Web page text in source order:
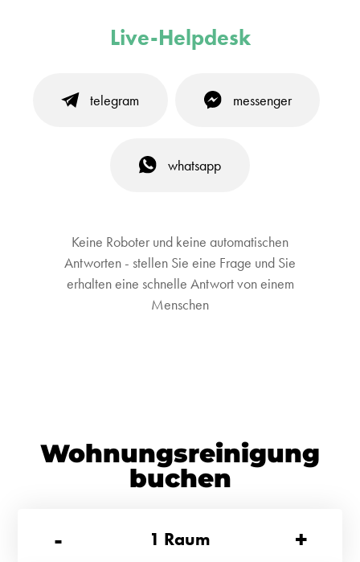
Live-Helpdesk
telegram messenger
whatsapp
Keine Roboter und keine automatischen
Antworten - stellen Sie eine Frage und Sie
erhalten eine schnelle Antwort von einem
Menschen
Wohnungsreinigung
buchen
-
1 Raum +